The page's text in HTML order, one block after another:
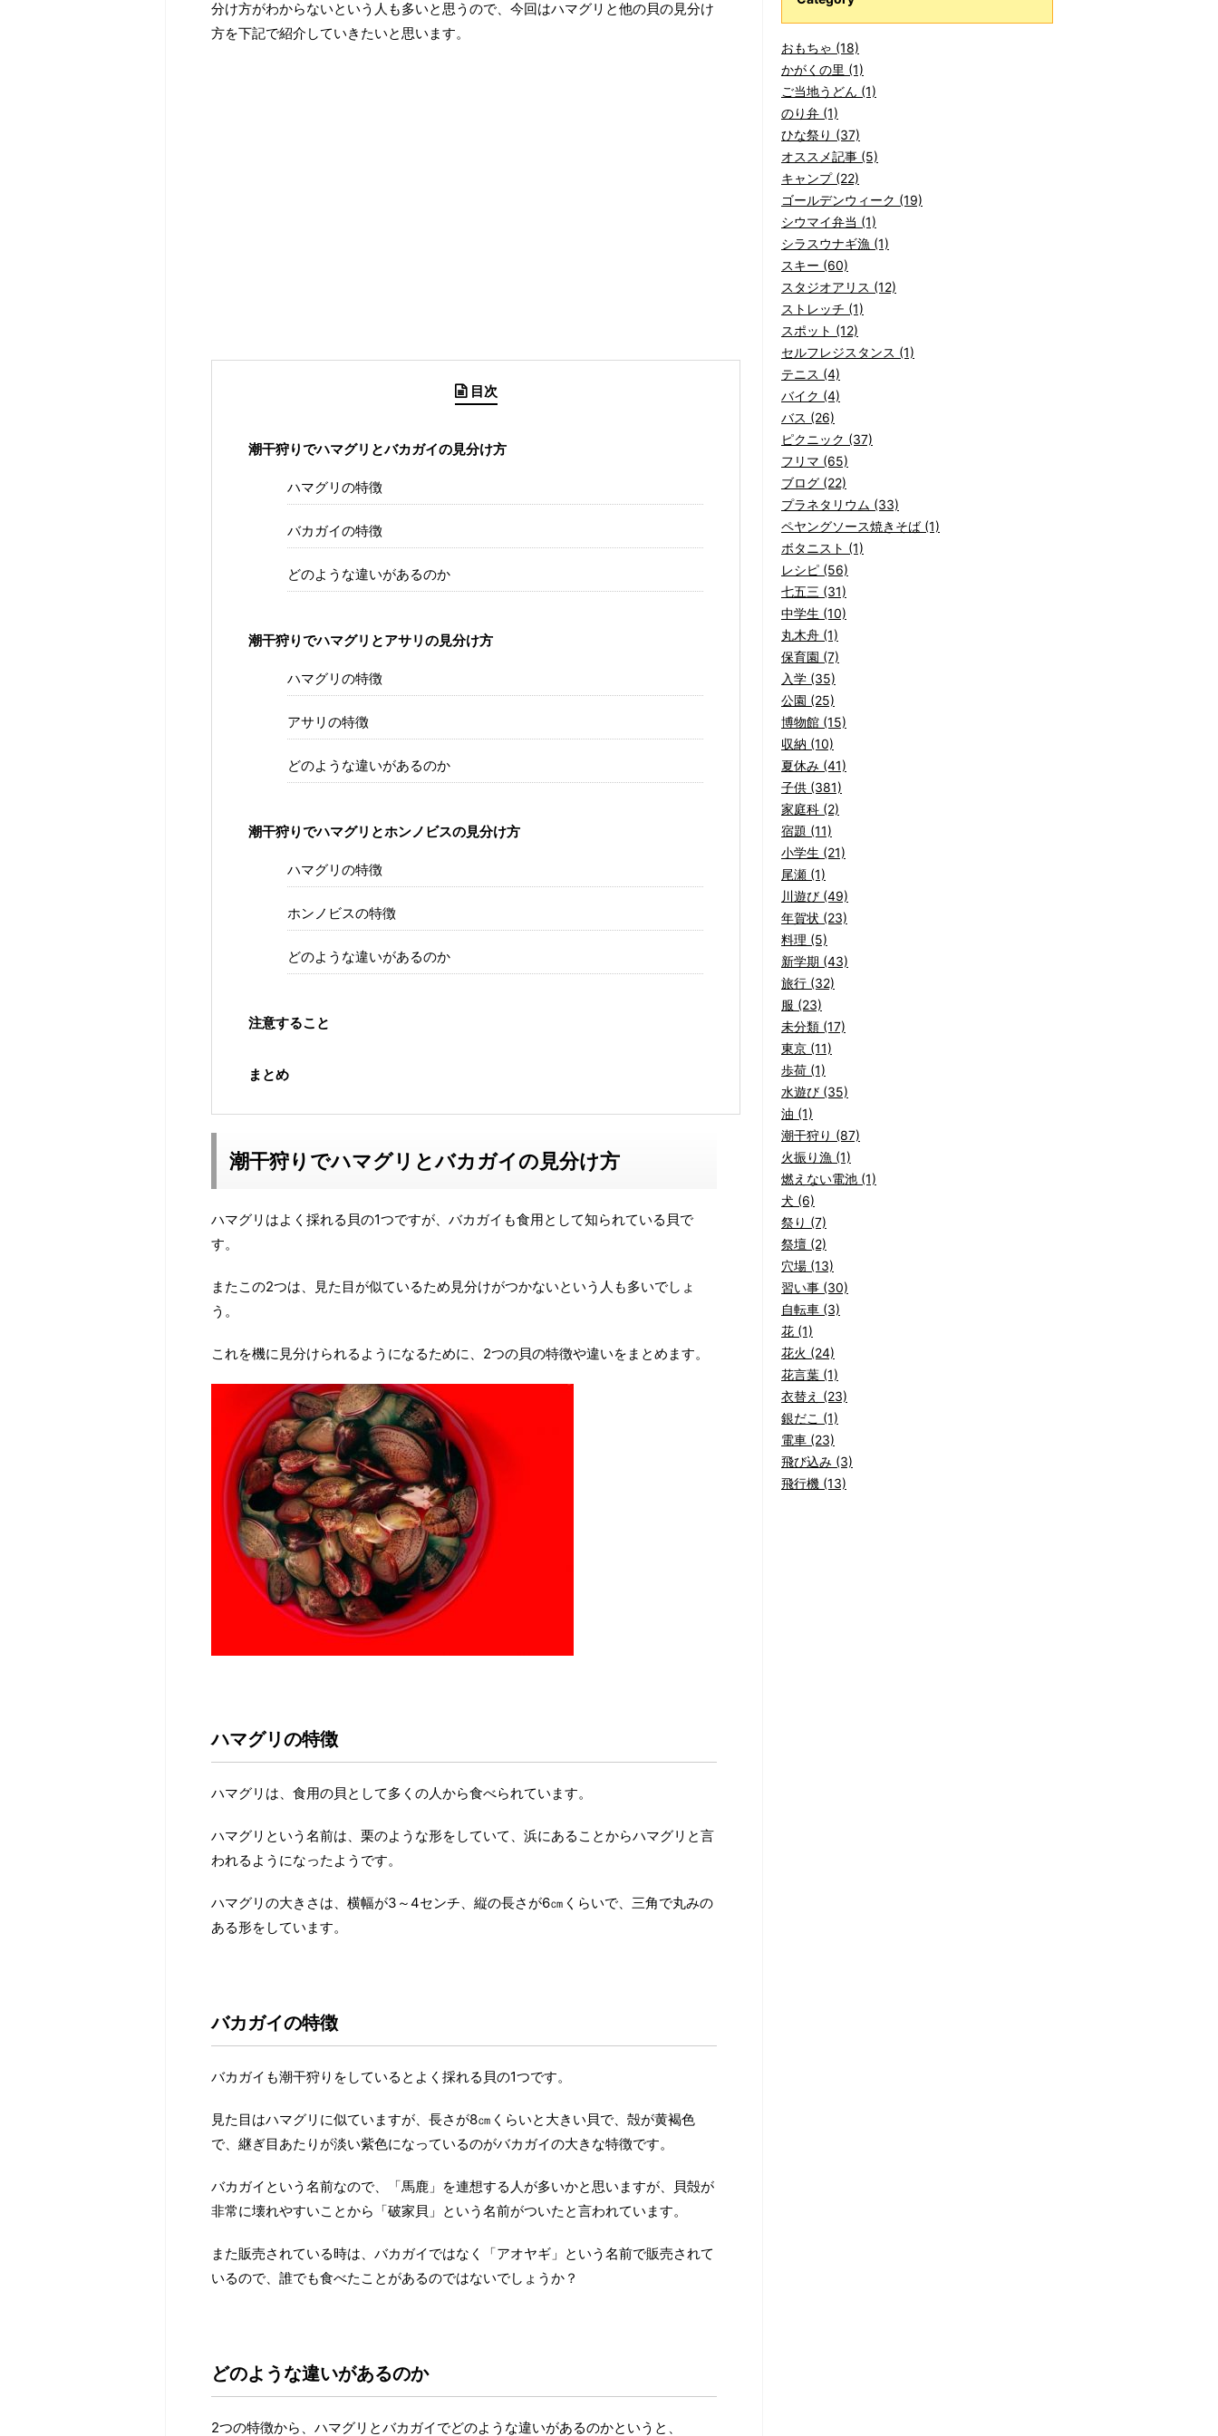
分け方がわからないという人も多いと思うので、今回はハマグリと他の貝の見分け
方を下記で紹介していきたいと思います。
目次
潮干狩りでハマグリとバカガイの見分け方
ハマグリの特徴
バカガイの特徴
どのような違いがあるのか
潮干狩りでハマグリとアサリの見分け方
ハマグリの特徴
アサリの特徴
どのような違いがあるのか
潮干狩りでハマグリとホンノビスの見分け方
ハマグリの特徴
ホンノビスの特徴
どのような違いがあるのか
注意すること
まとめ
潮干狩りでハマグリとバカガイの見分け方
ハマグリはよく採れる貝の1つですが、バカガイも食用として知られている貝で
す。
またこの2つは、見た目が似ているため見分けがつかないという人も多いでしょ
う。
これを機に見分けられるようになるために、2つの貝の特徴や違いをまとめます。
ハマグリの特徴
ハマグリは、食用の貝として多くの人から食べられています。
ハマグリという名前は、栗のような形をしていて、浜にあることからハマグリと言
われるようになったようです。
ハマグリの大きさは、横幅が3～4センチ、縦の長さが6㎝くらいで、三角で丸みの
ある形をしています。
バカガイの特徴
バカガイも潮干狩りをしているとよく採れる貝の1つです。
見た目はハマグリに似ていますが、長さが8㎝くらいと大きい貝で、殻が黄褐色
で、継ぎ目あたりが淡い紫色になっているのがバカガイの大きな特徴です。
バカガイという名前なので、「馬鹿」を連想する人が多いかと思いますが、貝殻が
非常に壊れやすいことから「破家貝」という名前がついたと言われています。
また販売されている時は、バカガイではなく「アオヤギ」という名前で販売されて
いるので、誰でも食べたことがあるのではないでしょうか？
どのような違いがあるのか
2つの特徴から、ハマグリとバカガイでどのような違いがあるのかというと、
おもちゃ (18)
かがくの里 (1)
ご当地うどん (1)
のり弁 (1)
ひな祭り (37)
オススメ記事 (5)
キャンプ (22)
ゴールデンウィーク (19)
シウマイ弁当 (1)
シラスウナギ漁 (1)
スキー (60)
スタジオアリス (12)
ストレッチ (1)
スポット (12)
セルフレジスタンス (1)
テニス (4)
バイク (4)
バス (26)
ピクニック (37)
フリマ (65)
ブログ (22)
プラネタリウム (33)
ペヤングソース焼きそば (1)
ボタニスト (1)
レシピ (56)
七五三 (31)
中学生 (10)
丸木舟 (1)
保育園 (7)
入学 (35)
公園 (25)
博物館 (15)
収納 (10)
夏休み (41)
子供 (381)
家庭科 (2)
宿題 (11)
小学生 (21)
尾瀬 (1)
川遊び (49)
年賀状 (23)
料理 (5)
新学期 (43)
旅行 (32)
服 (23)
未分類 (17)
東京 (11)
歩荷 (1)
水遊び (35)
油 (1)
潮干狩り (87)
火振り漁 (1)
燃えない電池 (1)
犬 (6)
祭り (7)
祭壇 (2)
穴場 (13)
習い事 (30)
自転車 (3)
花 (1)
花火 (24)
花言葉 (1)
衣替え (23)
銀だこ (1)
電車 (23)
飛び込み (3)
飛行機 (13)